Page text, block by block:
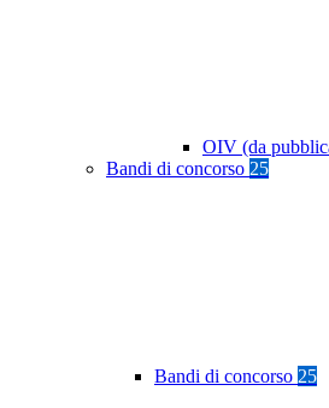
OIV (da
Bandi di concorso 25
Bandi di concorso 25